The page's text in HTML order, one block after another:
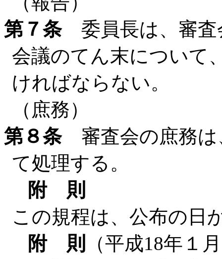
第７条委員長は、審査
会議のてん末について
ければならない。
（庶務）
第８条審査会の庶務は
て処理する。
附 則
この規程は、公布の日
附 則
（平成18年１